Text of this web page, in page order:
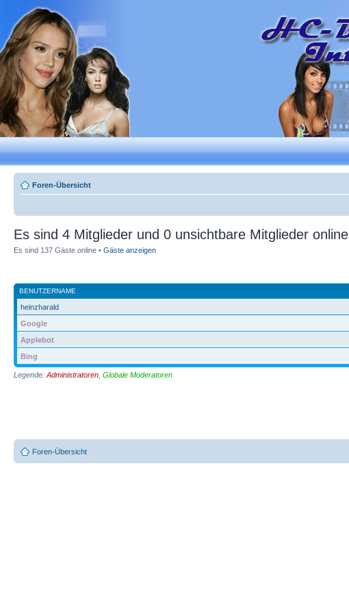
Foren-Übersicht
Es sind 4 Mitglieder und 0 unsichtbare Mitglieder online
Es sind 137 Gäste online • Gäste anzeigen
BENUTZERNAME
heinzharald
Google
Applebot
Bing
Legende: Administratoren Globale Moderatoren
Foren-Übersicht